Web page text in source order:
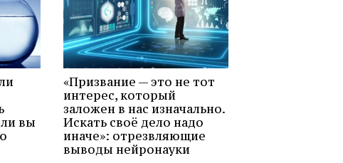
вы
«Призвание — это не тот
интерес, который
заложен в нас изначально.
Искать своё дело надо
иначе»: отрезвляющие
выводы нейронауки